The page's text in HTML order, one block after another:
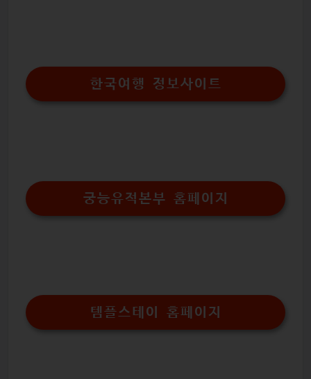
한국여행 정보사이트
궁능유적본부 홈페이지
템플스테이 홈페이지